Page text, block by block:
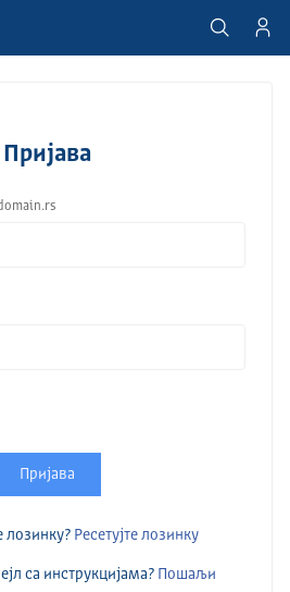
Пријава
Пријава
лозинку? Ресетујте лозинку
са инструкцијама?
Пошаљи